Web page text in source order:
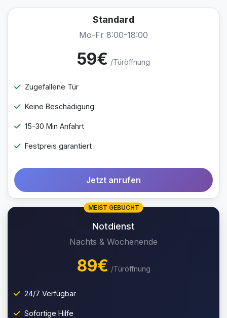
Standard
Mo-Fr 8:00-18:00
59€ /Türöffnung
Zugefallene Tür
Keine Beschädigung
15-30 Min Anfahrt
Festpreis garantiert
Jetzt anrufen
MEIST GEBUCHT
Notdienst
Nachts & Wochenende
89€ /Türöffnung
24/7 Verfügbar
Sofortige Hilfe